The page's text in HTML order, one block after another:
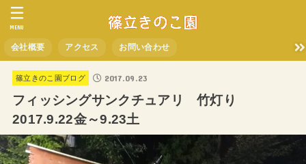
会社概要 アクセス お問い合わせ
MENU
篠立きのこ園ブログ 2017.09.23
フィッシングサンクチュアリ 竹灯り
2017.9.22金～9.23土